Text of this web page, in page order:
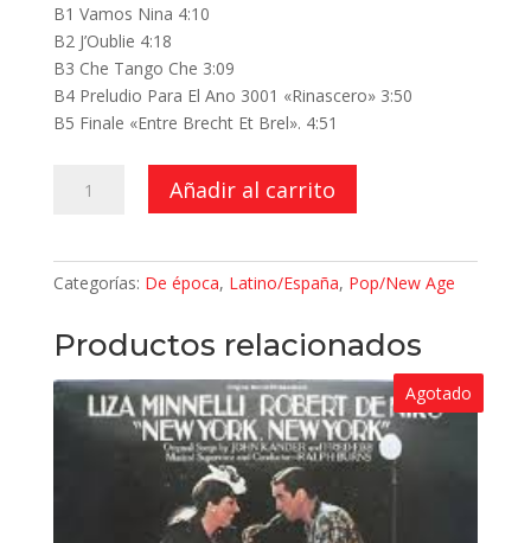
B1 Vamos Nina 4:10
B2 J’Oublie 4:18
B3 Che Tango Che 3:09
B4 Preludio Para El Ano 3001 «Rinascero» 3:50
B5 Finale «Entre Brecht Et Brel». 4:51
Bouffes
Du
cantidad
Añadir al carrito
Categorías: De época, Latino/España, Pop/New Age
Productos relacionados
Agotado